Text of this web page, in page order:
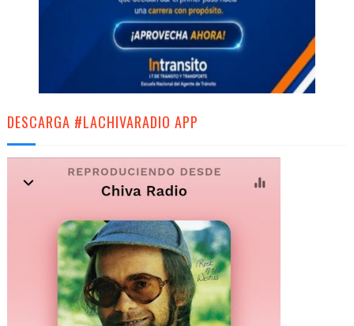
DESCARGA #LACHIVARADIO APP